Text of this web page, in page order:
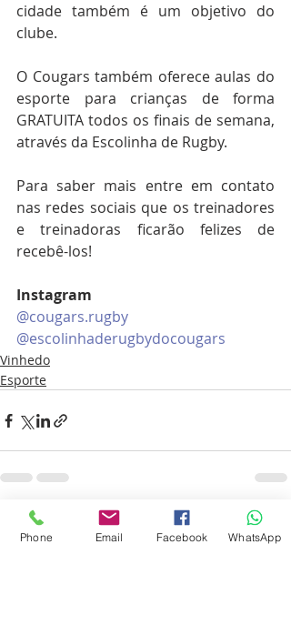
cidade também é um objetivo do
clube.
O Cougars também oferece aulas do
esporte para crianças de forma
GRATUITA todos os finais de semana,
através da Escolinha de Rugby.
Para saber mais entre em contato
nas redes sociais que os treinadores
e treinadoras ficarão felizes de
recebê-los!
Instagram
@cougars.rugby
@escolinhaderugbydocougars
Vinhedo
Esporte
Posts recentes Ver tudo
Phone Email Facebook WhatsApp